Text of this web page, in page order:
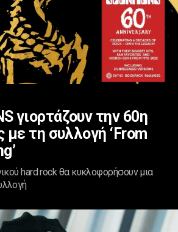
γιορτάζουν την 60η
με τη συλλογή ‘From
hard rock θα κυκλοφορήσουν μια